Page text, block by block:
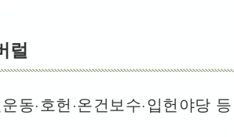
럴
동·호헌·온건보수·입헌야당 등